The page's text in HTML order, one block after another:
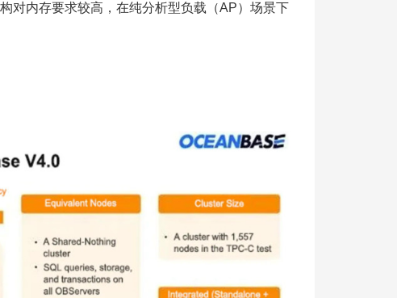
对内存要求较高，在纯分析型负载（AP）场景下